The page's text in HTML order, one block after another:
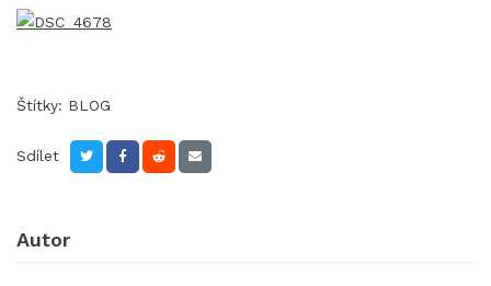
Štítky: BLOG
Sdílet
Autor